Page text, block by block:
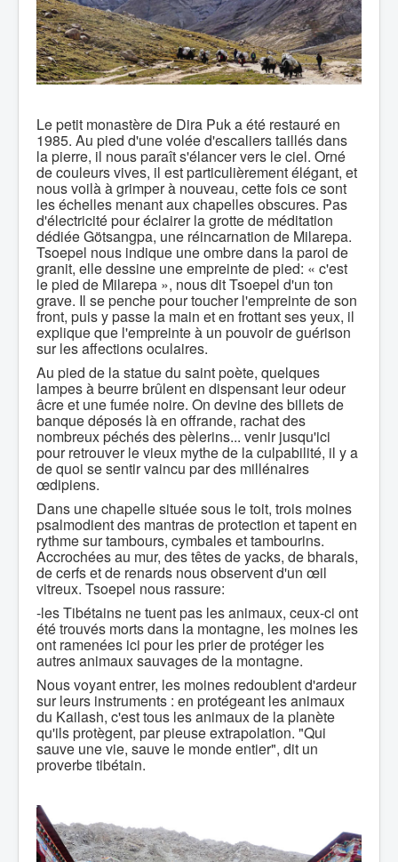
Le petit monastère de Dira Puk a été restauré en
1985. Au pied d'une volée d'escaliers taillés dans
la pierre, il nous paraît s'élancer vers le ciel. Orné
de couleurs vives, il est particulièrement élégant, et
nous voilà à grimper à nouveau, cette fois ce sont
les échelles menant aux chapelles obscures. Pas
d'électricité pour éclairer la grotte de méditation
dédiée Götsangpa, une réincarnation de Milarepa.
Tsoepel nous indique une ombre dans la paroi de
granit, elle dessine une empreinte de pied: « c'est
le pied de Milarepa », nous dit Tsoepel d'un ton
grave. Il se penche pour toucher l'empreinte de son
front, puis y passe la main et en frottant ses yeux, il
explique que l'empreinte à un pouvoir de guérison
sur les affections oculaires.
Au pied de la statue du saint poète, quelques
lampes à beurre brûlent en dispensant leur odeur
âcre et une fumée noire. On devine des billets de
banque déposés là en offrande, rachat des
nombreux péchés des pèlerins... venir jusqu'ici
pour retrouver le vieux mythe de la culpabilité, il y a
de quoi se sentir vaincu par des millénaires
œdipiens.
Dans une chapelle située sous le toit, trois moines
psalmodient des mantras de protection et tapent en
rythme sur tambours, cymbales et tambourins.
Accrochées au mur, des têtes de yacks, de bharals,
de cerfs et de renards nous observent d'un œil
vitreux. Tsoepel nous rassure:
-les Tibétains ne tuent pas les animaux, ceux-ci ont
été trouvés morts dans la montagne, les moines les
ont ramenées ici pour les prier de protéger les
autres animaux sauvages de la montagne.
Nous voyant entrer, les moines redoublent d'ardeur
sur leurs instruments : en protégeant les animaux
du Kailash, c'est tous les animaux de la planète
qu'ils protègent, par pieuse extrapolation. "Qui
sauve une vie, sauve le monde entier", dit un
proverbe tibétain.